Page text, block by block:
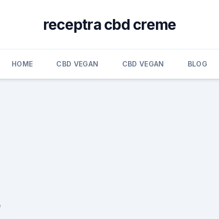
receptra cbd creme
HOME CBD VEGAN CBD VEGAN BLOG